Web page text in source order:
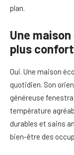
plan.
Une
plus
Oui. Une maison
quotidien. Son
généreuse
température
durables et sains
bien-être des